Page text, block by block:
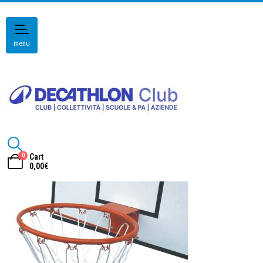
menu
0
Cart
0,00€